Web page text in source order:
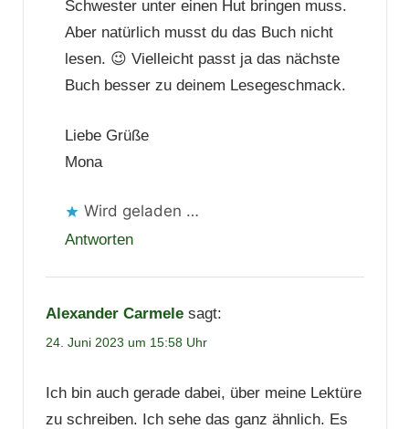
Schwester unter einen Hut bringen muss.
Aber natürlich musst du das Buch nicht
lesen. 😉 Vielleicht passt ja das nächste
Buch besser zu deinem Lesegeschmack.
Liebe Grüße
Mona
Wird geladen …
Antworten
Alexander Carmele sagt:
24. Juni 2023 um 15:58 Uhr
Ich bin auch gerade dabei, über meine Lektüre
zu schreiben. Ich sehe das ganz ähnlich. Es